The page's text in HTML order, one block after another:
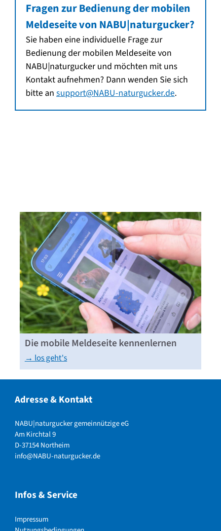
Fragen zur Bedienung der mobilen
Meldeseite von NABU|naturgucker?
Sie haben eine individuelle Frage zur
Bedienung der mobilen Meldeseite von
NABU|naturgucker und möchten mit uns
Kontakt aufnehmen? Dann wenden Sie sich
bitte an support@NABU-naturgucker.de.
Die mobile Meldeseite kennenlernen
→ los geht's
Adresse & Kontakt
NABU|naturgucker gemeinnützige eG
Am Kirchtal 9
D-37154 Northeim
info@NABU-naturgucker.de
Infos & Service
Impressum